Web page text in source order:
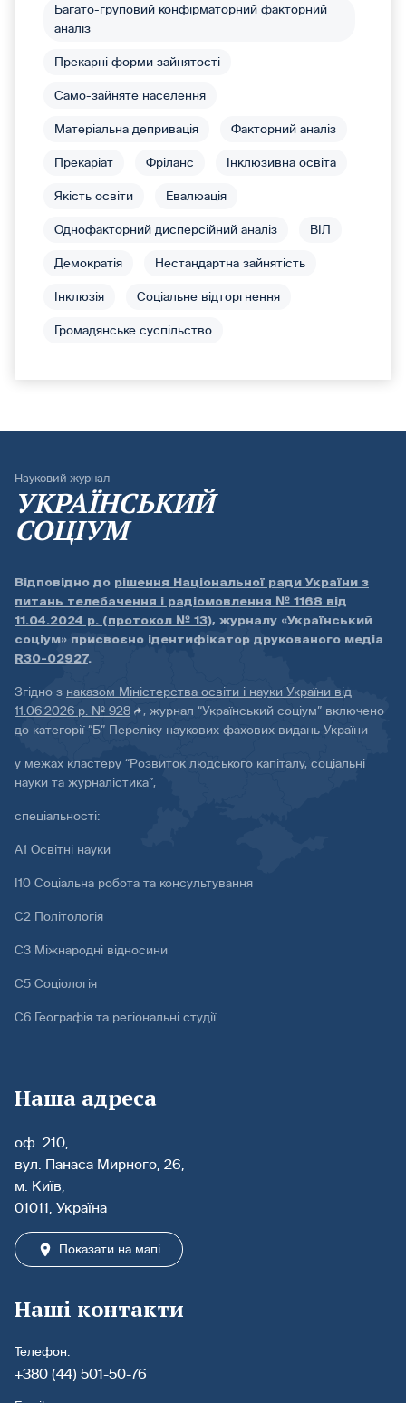
Багато-груповий конфірматорний факторний
аналіз
Прекарні форми зайнятості
Само-зайняте населення
Матеріальна депривація Факторний аналіз
Прекаріат Фріланс Інклюзивна освіта
Якість освіти Евалюація
Однофакторний дисперсійний аналіз ВІЛ
Демократія Нестандартна зайнятість
Інклюзія Соціальне відторгнення
Громадянське суспільство
Науковий журнал
УКРАЇНСЬКИЙ
СОЦІУМ
Відповідно до рішення Національної ради України з
питань телебачення і радіомовлення № 1168 від
11.04.2024 р. (протокол № 13), журналу «Український
соціум» присвоєно ідентифікатор друкованого медіа
R30-02927.
Згідно з наказом Міністерства освіти і науки України від
11.06.2026 р. № 928
, журнал “Український соціум” включено
до категорії “Б” Переліку наукових фахових видань України
у межах кластеру “Розвиток людського капіталу, соціальні
науки та журналістика”,
спеціальності:
А1 Освітні науки
І10 Соціальна робота та консультування
С2 Політологія
С3 Міжнародні відносини
С5 Соціологія
С6 Географія та регіональні студії
Наша адреса
оф. 210,
вул. Панаса Мирного, 26,
м. Київ,
01011, Україна
Показати на мапі
Наші контакти
Телефон:
+380 (44) 501-50-76